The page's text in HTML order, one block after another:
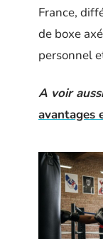
France,
de boxe
personnel
A voir
avantages